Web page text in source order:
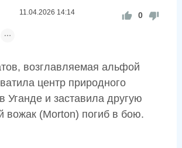
11.04.2026 14:14 0
возглавляемая альфой
центр природного
Уганде и заставила другую
вожак (Morton) погиб в бою.